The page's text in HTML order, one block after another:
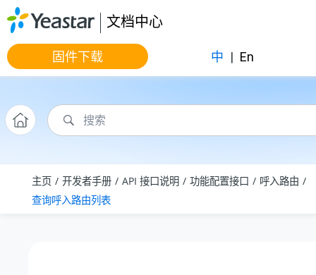
跳转到主要内容
文档中心
固件下载 中 | En
主页 开发者手册 API 接口说明 功能配置接口
呼入路由
查询呼入路由列表